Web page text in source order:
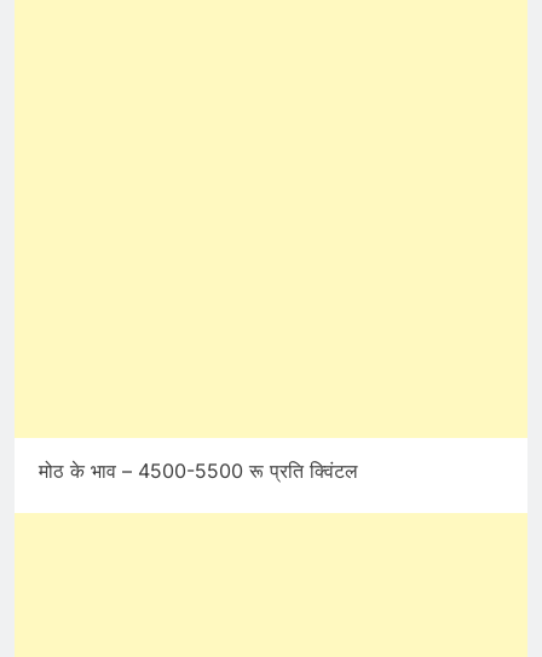
मोठ के भाव – 4500-5500 रू प्रति क्विंटल